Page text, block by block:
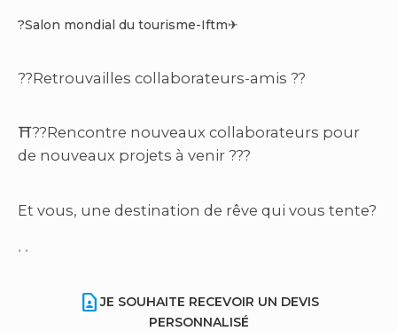
?Salon mondial du tourisme-Iftm✈
??Retrouvailles collaborateurs-amis ??
⛩??Rencontre nouveaux collaborateurs pour
de nouveaux projets à venir ???
Et vous, une destination de rêve qui vous tente?
• •
contact_pageJE SOUHAITE RECEVOIR UN DEVIS
PERSONNALISÉ